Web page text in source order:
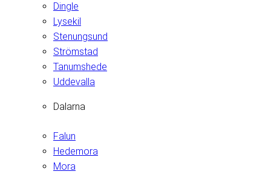
Dingle
Lysekil
Stenungsund
Strömstad
Tanumshede
Uddevalla
Dalarna
Falun
Hedemora
Mora